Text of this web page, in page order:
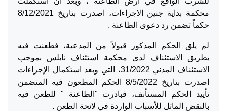
محكمة بداية جنين الاجراءات، اصدرت بتاريخ 8/12/2021
حكماً تضمن رد دعوى الطاعنة .
لم يلق الحكم المذكور قبولاً من المدعية، فطعنت فيه
بطريق الاستئناف لدى محكمة استئناف نابلس بموجب
الاستئناف المدني 31/2022، التي وبعد استكمال الإجراءات
اصدرت بتاريخ 8/5/2022 الحكم المطعون فيه المتضمن
تأييد الحكم المستأنف، فبادرت "الطاعنة " للطعن فيه
بالنقض الماثل للأسباب الواردة في لائحة الطعن .